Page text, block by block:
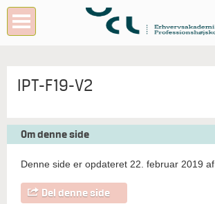
IPT-F19-V2
Om denne side
Denne side er opdateret 22. februar 2019 af
Del denne side